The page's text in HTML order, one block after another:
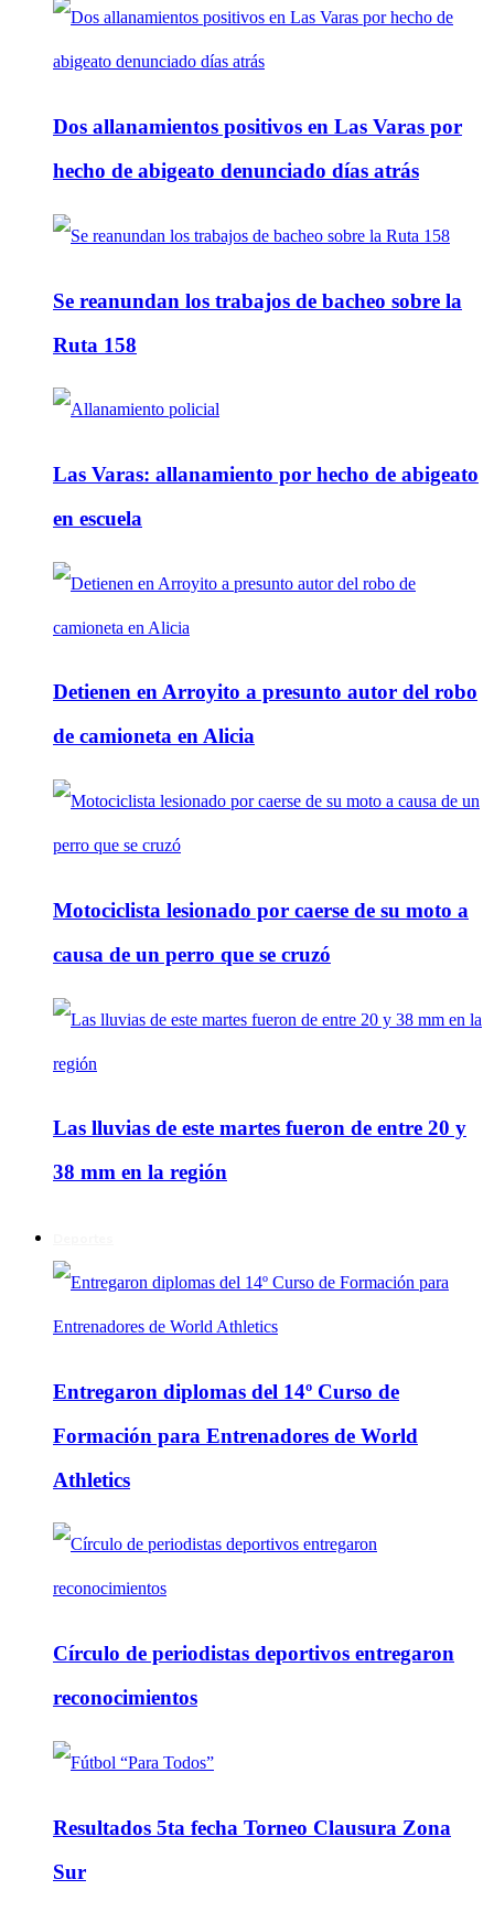
Dos allanamientos positivos en Las Varas por
hecho de abigeato denunciado días atrás
Se reanundan los trabajos de bacheo sobre la
Ruta 158
Las Varas: allanamiento por hecho de abigeato
en escuela
Detienen en Arroyito a presunto autor del robo
de camioneta en Alicia
Motociclista lesionado por caerse de su moto a
causa de un perro que se cruzó
Las lluvias de este martes fueron de entre 20 y
38 mm en la región
Entregaron diplomas del 14º Curso de
Formación para Entrenadores de World
Athletics
Círculo de periodistas deportivos entregaron
reconocimientos
Resultados 5ta fecha Torneo Clausura Zona
Sur